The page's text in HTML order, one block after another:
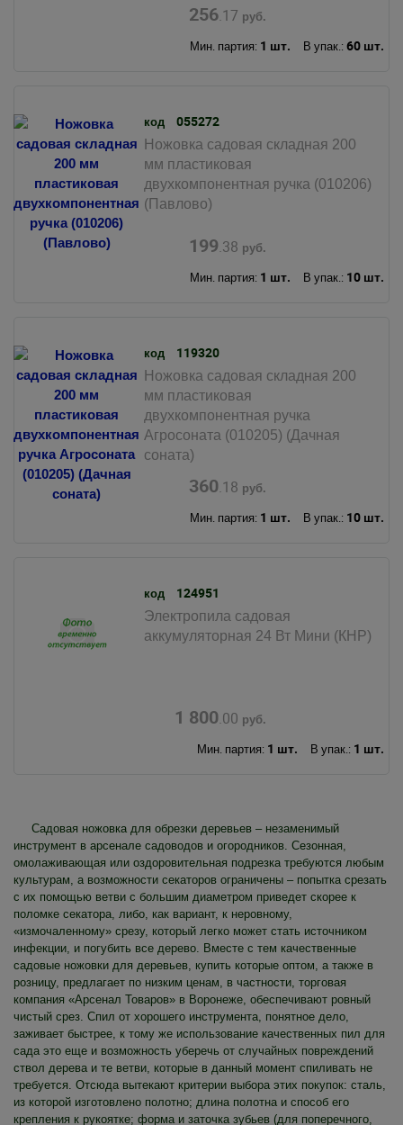
256.17 руб.
Мин. партия: 1 шт. В упак.: 60 шт.
код 055272
Ножовка садовая складная 200
мм пластиковая
двухкомпонентная ручка (010206)
(Павлово)
199.38 руб.
Мин. партия: 1 шт. В упак.: 10 шт.
код 119320
Ножовка садовая складная 200
мм пластиковая
двухкомпонентная ручка
Агросоната (010205) (Дачная
соната)
360.18 руб.
Мин. партия: 1 шт. В упак.: 10 шт.
код 124951
Электропила садовая
аккумуляторная 24 Вт Мини (КНР)
1 800.00 руб.
Мин. партия: 1 шт. В упак.: 1 шт.
Садовая ножовка для обрезки деревьев – незаменимый
инструмент в арсенале садоводов и огородников. Сезонная,
омолаживающая или оздоровительная подрезка требуются любым
культурам, а возможности секаторов ограничены – попытка срезать
с их помощью ветви с большим диаметром приведет скорее к
поломке секатора, либо, как вариант, к неровному,
«измочаленному» срезу, который легко может стать источником
инфекции, и погубить все дерево. Вместе с тем качественные
садовые ножовки для деревьев, купить которые оптом, а также в
розницу, предлагает по низким ценам, в частности, торговая
компания «Арсенал Товаров» в Воронеже, обеспечивают ровный
чистый срез. Спил от хорошего инструмента, понятное дело,
заживает быстрее, к тому же использование качественных пил для
сада это еще и возможность уберечь от случайных повреждений
ствол дерева и те ветви, которые в данный момент спиливать не
требуется. Отсюда вытекают критерии выбора этих покупок: сталь,
из которой изготовлено полотно; длина полотна и способ его
крепления к рукоятке; форма и заточка зубьев (для поперечного,